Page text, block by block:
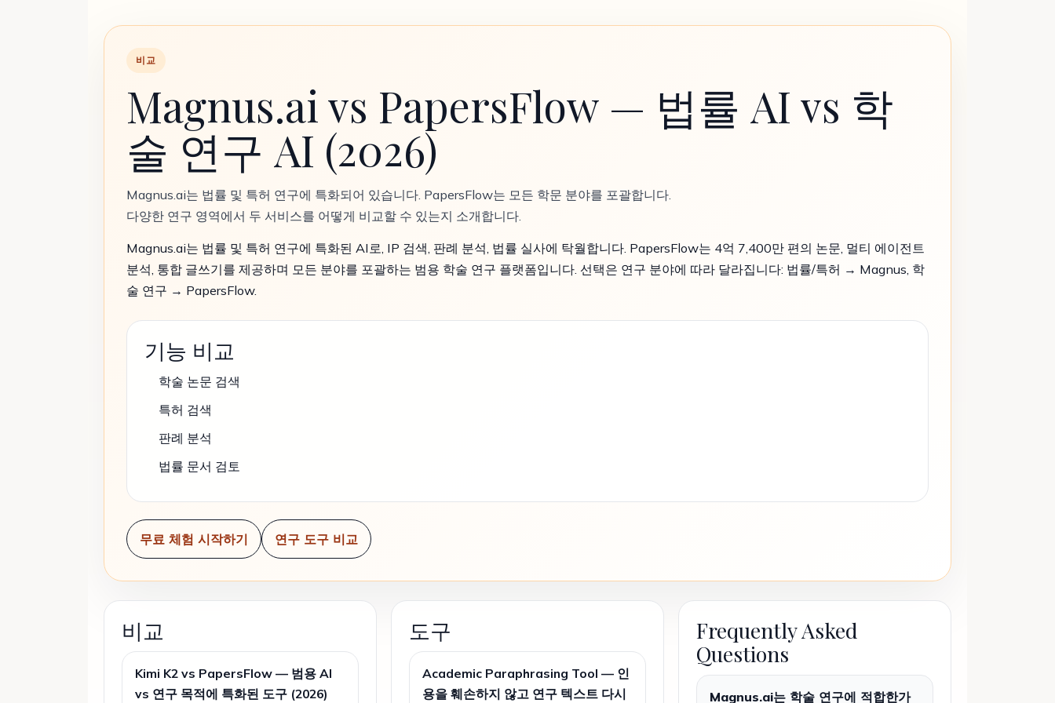
비교
Magnus.ai vs PapersFlow — 법률 AI vs 학
술 연구 AI (2026)
Magnus.ai는 법률 및 특허 연구에 특화되어 있습니다. PapersFlow는 모든 학문 분야를 포괄합니다.
다양한 연구 영역에서 두 서비스를 어떻게 비교할 수 있는지 소개합니다.
Magnus.ai는 법률 및 특허 연구에 특화된 AI로, IP 검색, 판례 분석, 법률 실사에 탁월합니다. PapersFlow는 4억 7,400만 편의 논문, 멀티 에이전트
분석, 통합 글쓰기를 제공하며 모든 분야를 포괄하는 범용 학술 연구 플랫폼입니다. 선택은 연구 분야에 따라 달라집니다: 법률/특허 → Magnus, 학
술 연구 → PapersFlow.
기능 비교
학술 논문 검색
특허 검색
판례 분석
법률 문서 검토
무료 체험 시작하기 연구 도구 비교
비교
Kimi K2 vs PapersFlow — 범용 AI
vs 연구 목적에 특화된 도구 (2026)
도구
Academic Paraphrasing Tool — 인
용을 훼손하지 않고 연구 텍스트 다시
Frequently Asked
Questions
Magnus.ai는 학술 연구에 적합한가